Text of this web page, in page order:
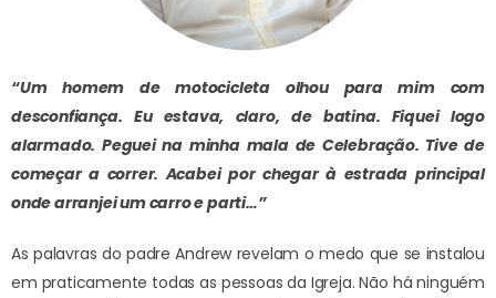
“Um homem de motocicleta olhou para mim com
desconfiança. Eu estava, claro, de batina. Fiquei logo
alarmado. Peguei na minha mala de Celebração. Tive de
começar a correr. Acabei por chegar à estrada principal
onde arranjei um carro e parti…”
As palavras do padre Andrew revelam o medo que se instalou
em praticamente todas as pessoas da Igreja. Não há ninguém